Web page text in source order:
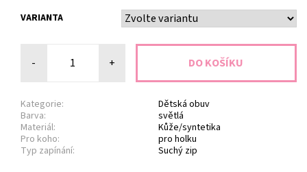
VARIANTA
- +
Kategorie:
Dětská obuv
Barva:
světlá
Materiál:
Kůže/syntetika
Pro koho:
pro holku
Typ zapínání:
Suchý zip